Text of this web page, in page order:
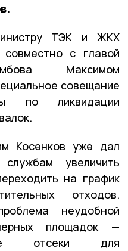
ТЭК и ЖКХ
с главой
Максимом
совещание
по ликвидации
Косенков уже дал
увеличить
на график
отходов.
неудобной
площадок —
отсеки для